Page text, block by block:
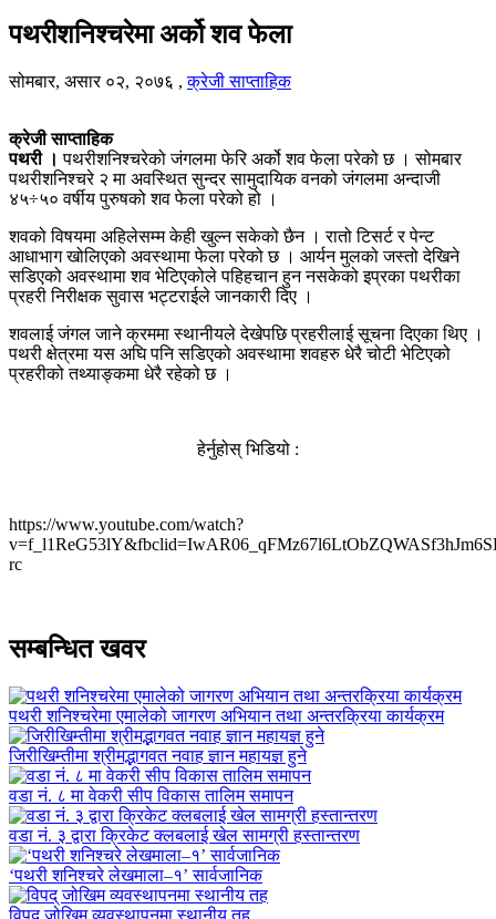
पथरीशनिश्चरेमा अर्को शव फेला
सोमबार, असार ०२, २०७६ ,क्रेजी साप्ताहिक
क्रेजी साप्ताहिक
पथरी । पथरीशनिश्चरेको जंगलमा फेरि अर्को शव फेला परेको छ । सोमबार
पथरीशनिश्चरे २ मा अवस्थित सुन्दर सामुदायिक वनको जंगलमा अन्दाजी
४५÷५० वर्षीय पुरुषको शव फेला परेको हो ।
शवको विषयमा अहिलेसम्म केही खुल्न सकेको छैन । रातो टिसर्ट र पेन्ट
आधाभाग खोलिएको अवस्थामा फेला परेको छ । आर्यन मुलको जस्तो देखिने
सडिएको अवस्थामा शव भेटिएकोले पहिहचान हुन नसकेको इप्रका पथरीका
प्रहरी निरीक्षक सुवास भट्टराईले जानकारी दिए ।
शवलाई जंगल जाने क्रममा स्थानीयले देखेपछि प्रहरीलाई सूचना दिएका थिए ।
पथरी क्षेत्रमा यस अघि पनि सडिएको अवस्थामा शवहरु धेरै चोटी भेटिएको
प्रहरीको तथ्याङ्कमा धेरै रहेको छ ।
हेर्नुहोस् भिडियो :
https://www.youtube.com/watch?
rc
सम्बन्धित खवर
पथरी शनिश्चरेमा एमालेको जागरण अभियान तथा अन्तरक्रिया कार्यक्रम
जिरीखिम्तीमा श्रीमद्भागवत नवाह ज्ञान महायज्ञ हुने
वडा नं. ८ मा वेकरी सीप विकास तालिम समापन
वडा नं. ३ द्वारा क्रिकेट क्लबलाई खेल सामग्री हस्तान्तरण
‘पथरी शनिश्चरे लेखमाला–१’ सार्वजानिक
विपद् जोखिम व्यवस्थापनमा स्थानीय तह